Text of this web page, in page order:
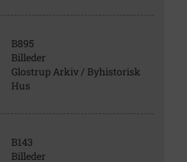
B895
Billeder
Glostrup Arkiv / Byhistorisk
Hus
B143
Billeder